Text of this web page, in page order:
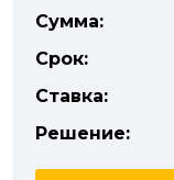
Сумма:
Срок:
Ставка:
Решение: